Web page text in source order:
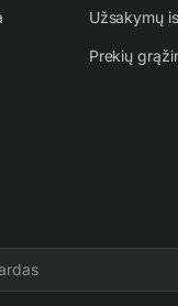
Užsakymų
Prekių